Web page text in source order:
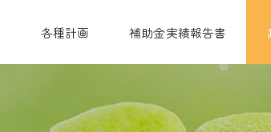
各種計画 補助金実績報告書